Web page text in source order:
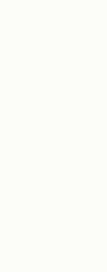
Cet
accueillir
Voir ses
112
Chalets 2
chambres,
tithomes 5
5 personnes,
accueil groupe